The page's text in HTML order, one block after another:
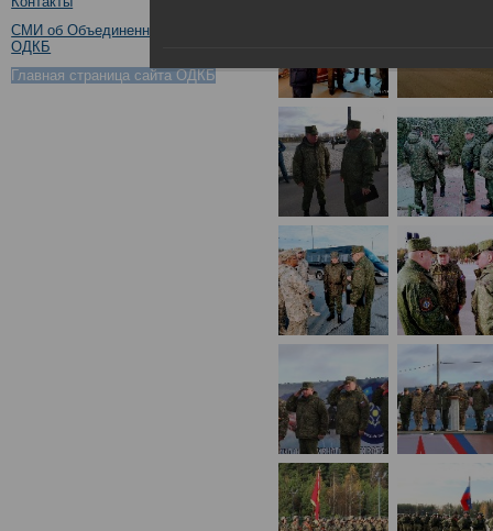
СМИ об Объединенном штабе
ОДКБ
Главная страница сайта ОДКБ